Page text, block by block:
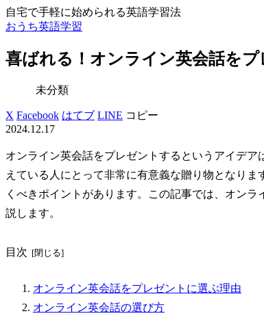
自宅で手軽に始められる英語学習法
おうち英語学習
喜ばれる！オンライン英会話を
未分類
X Facebook はてブ LINE コピー
2024.12.17
オンライン英会話をプレゼントするというアイデ
えている人にとって非常に有意義な贈り物となり
くべきポイントがあります。この記事では、オン
説します。
目次
オンライン英会話をプレゼントに選ぶ理由
オンライン英会話の選び方